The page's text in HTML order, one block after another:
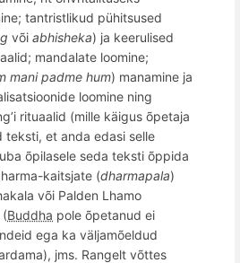
tantristlikud pühitsused
või abhisheka) ja keerulised
mandalate loomine;
manipadme hum) manamine ja
loomine ning
’i rituaalid (mille käigus õpetaja
teksti, et anda edasi selle
õpilasele seda teksti õppida
kaitsjate (dharmapala)
või Palden Lhamo
(Buddha pole õpetanud ei
ega ka väljamõeldud
jms. Rangelt võttes